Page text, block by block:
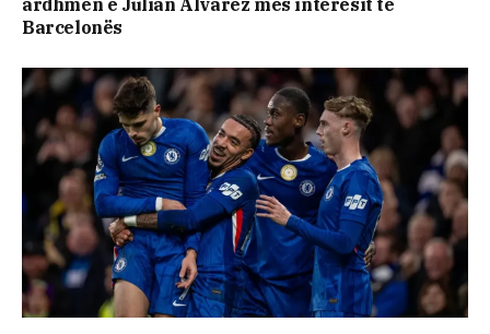
Barcelonës